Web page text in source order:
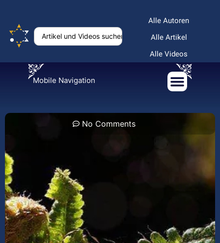
Alle Autoren
Alle Artikel
Alle Videos
Mobile Navigation
No Comments